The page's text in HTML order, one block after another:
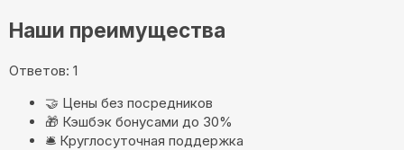
Наши преимущества
Ответов: 1
🤝 Цены без посредников
🎁 Кэшбэк бонусами до 30%
🛎️ Круглосуточная поддержка